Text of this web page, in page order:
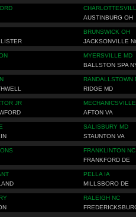
AUSTINBURG OH
BRUNSWICK OH
JACKSONVILLE
MYERSVILLE MD
BALLSTON SPA
RANDALLSTOWN
RIDGE MD
JR
AFTON VA
SALISBURY MD
STAUNTON VA
FRANKLINTON NC
FRANKFORD DE
PELLA IA
MILLSBORO DE
RALEIGH NC